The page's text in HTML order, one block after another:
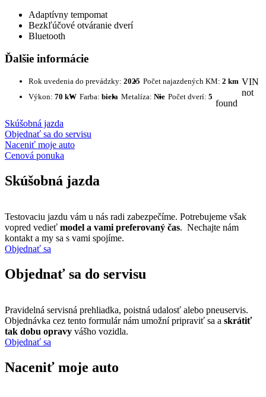
Adaptívny tempomat
Bezkľúčové otváranie dverí
Bluetooth
Ďalšie informácie
Rok uvedenia do prevádzky: 2025 Počet najazdených KM: 2 km
Výkon: 70 kW Farba: biela Metalíza: Nie Počet dverí: 5
VIN
not
found
Skúšobná jazda
Objednať sa do servisu
Naceniť moje auto
Cenová ponuka
Skúšobná jazda
Testovaciu jazdu vám u nás radi zabezpečíme. Potrebujeme však
vopred vedieť model a vami preferovaný čas. Nechajte nám
kontakt a my sa s vami spojíme.
Objednať sa
Objednať sa do servisu
Pravidelná servisná prehliadka, poistná udalosť alebo pneuservis.
Objednávka cez tento formulár nám umožní pripraviť sa a skrátiť
tak dobu opravy vášho vozidla.
Objednať sa
Naceniť moje auto